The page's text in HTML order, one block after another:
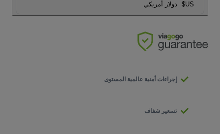
US$ دولار أمريكي
إجراءات أمنية عالمية المستوى
تسعير شفاف